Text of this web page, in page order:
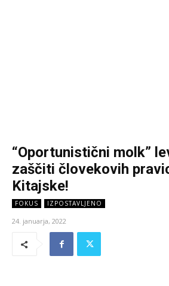
“Oportunistični molk”
zaščiti človekovih
Kitajske!
FOKUS IZPOSTAVLJENO
24. januarja, 2022